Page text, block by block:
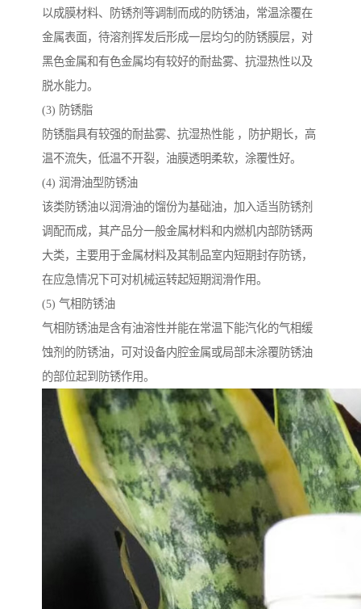
以成膜材料、防锈剂等调制而成的防锈油，常温涂覆在
金属表面，待溶剂挥发后形成一层均匀的防锈膜层，对
黑色金属和有色金属均有较好的耐盐雾、抗湿热性以及
脱水能力。
(3) 防锈脂
防锈脂具有较强的耐盐雾、抗湿热性能 ，防护期长，高
温不流失，低温不开裂，油膜透明柔软，涂覆性好。
(4) 润滑油型防锈油
该类防锈油以润滑油的馏份为基础油，加入适当防锈剂
调配而成，其产品分一般金属材料和内燃机内部防锈两
大类，主要用于金属材料及其制品室内短期封存防锈，
在应急情况下可对机械运转起短期润滑作用。
(5) 气相防锈油
气相防锈油是含有油溶性并能在常温下能汽化的气相缓
蚀剂的防锈油，可对设备内腔金属或局部未涂覆防锈油
的部位起到防锈作用。